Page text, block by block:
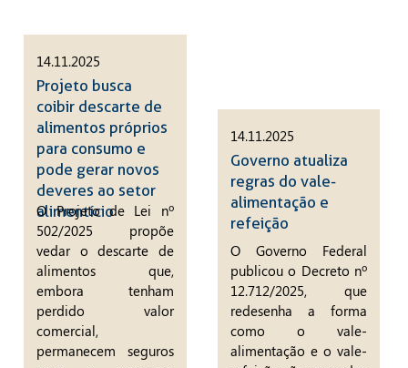
14.11.2025
Projeto busca
coibir descarte de
alimentos próprios
para consumo e
pode gerar novos
deveres ao setor
alimentício
O Projeto de Lei nº
502/2025 propõe
vedar o descarte de
alimentos que,
embora tenham
perdido valor
comercial,
permanecem seguros
14.11.2025
Governo atualiza
regras do vale-
alimentação e
refeição
O Governo Federal
publicou o Decreto nº
12.712/2025, que
redesenha a forma
como o vale-
alimentação e o vale-